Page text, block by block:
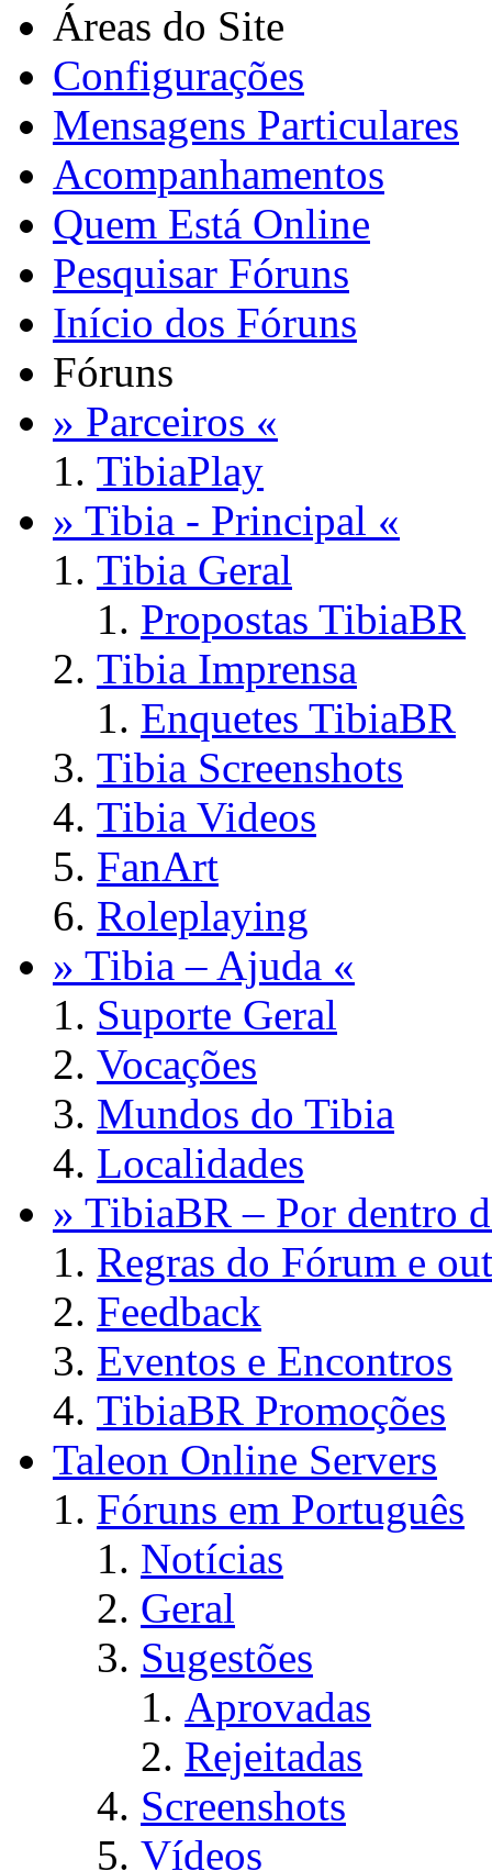
Áreas do Site
Configurações
Mensagens Particulares
Acompanhamentos
Quem Está Online
Pesquisar Fóruns
Início dos Fóruns
Fóruns
» Parceiros «
TibiaPlay
» Tibia - Principal «
Tibia Geral
Propostas TibiaBR
Tibia Imprensa
Enquetes TibiaBR
Tibia Screenshots
Tibia Videos
FanArt
Roleplaying
» Tibia – Ajuda «
Suporte Geral
Vocações
Mundos do Tibia
Localidades
» TibiaBR – Por dentro
Regras do Fórum e
Feedback
Eventos e Encontros
TibiaBR Promoções
Taleon Online Servers
Fóruns em Português
Notícias
Geral
Sugestões
Aprovadas
Rejeitadas
Screenshots
Vídeos